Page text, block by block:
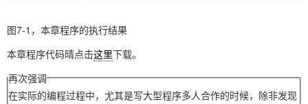
图7-1，本章程序的执行结果
本章程序代码晴点击这里下载。
再次强调
在实际的编程过程中，尤其是写大型程序多人合作的时候，除非发现